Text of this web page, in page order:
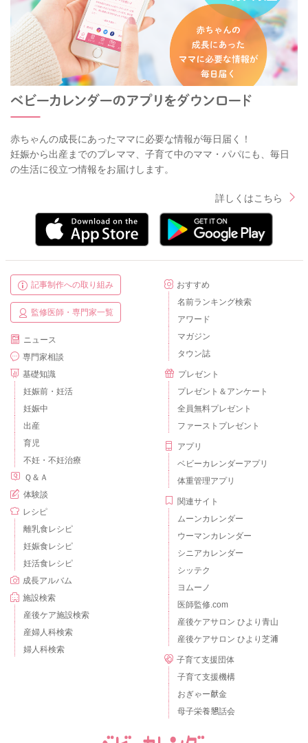
赤ちゃんの成長にあったママに必要な情報が毎日届く！
妊娠から出産までのプレママ、子育て中のママ・パパにも、毎日
の生活に役立つ情報をお届けします。
詳しくはこちら
記事制作への取り組み
監修医師・専門家一覧
ニュース
専門家相談
基礎知識
妊娠前・妊活
妊娠中
出産
育児
不妊・不妊治療
Ｑ＆Ａ
体験談
レシピ
離乳食レシピ
妊娠食レシピ
妊活食レシピ
成長アルバム
施設検索
産後ケア施設検索
産婦人科検索
婦人科検索
おすすめ
名前ランキング検索
アワード
マガジン
タウン誌
プレゼント
プレゼント＆アンケート
全員無料プレゼント
ファーストプレゼント
アプリ
ベビーカレンダーアプリ
体重管理アプリ
関連サイト
ムーンカレンダー
ウーマンカレンダー
シニアカレンダー
シッテク
ヨムーノ
医師監修.com
産後ケアサロン ひより青山
産後ケアサロン ひより芝浦
子育て支援団体
子育て支援機構
おぎゃー献金
母子栄養懇話会